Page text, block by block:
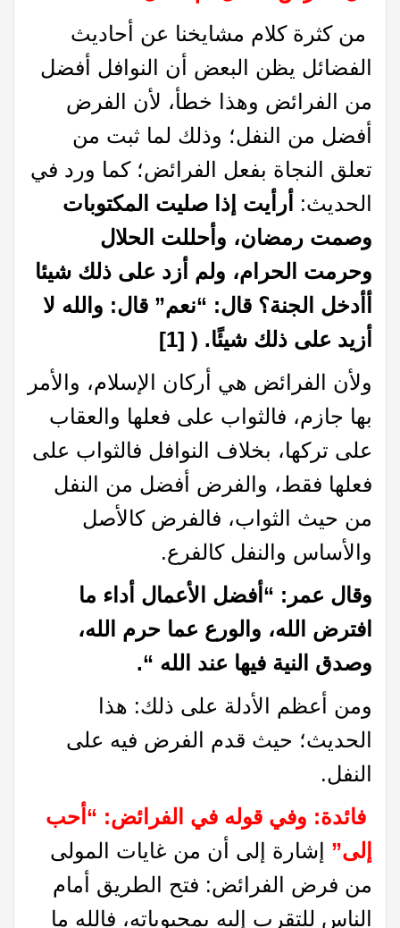
من كثرة كلام مشايخنا عن أحاديث
الفضائل يظن البعض أن النوافل أفضل
من الفرائض وهذا خطأ، لأن الفرض
أفضل من النفل؛ وذلك لما ثبت من
تعلق النجاة بفعل الفرائض؛ كما ورد في
الحديث: أرأيت إذا صليت المكتوبات
وصمت رمضان، وأحللت الحلال
وحرمت الحرام، ولم أزد على ذلك شيئا
أأدخل الجنة؟ قال: “نعم” قال: والله لا
أزيد على ذلك شيئًا. (
[1]
ولأن الفرائض هي أركان الإسلام، والأمر
بها جازم، فالثواب على فعلها والعقاب
على تركها، بخلاف النوافل فالثواب على
فعلها فقط، والفرض أفضل من النفل
من حيث الثواب، فالفرض کالأصل
والأساس والنفل کالفرع.
وقال عمر: “أفضل الأعمال أداء ما
افترض الله، والورع عما حرم الله،
وصدق النية فيها عند الله “.
ومن أعظم الأدلة على ذلك: هذا
الحديث؛ حيث قدم الفرض فيه على
النفل.
فائدة: وفي قوله في الفرائض: “أحب
إلى” إشارة إلى أن من غايات المولى
من فرض الفرائض: فتح الطريق أمام
الناس للتقرب إليه بمحبوباته، فالله ما